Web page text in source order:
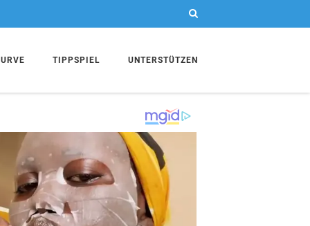
TIPPSPIEL UNTERSTÜTZEN